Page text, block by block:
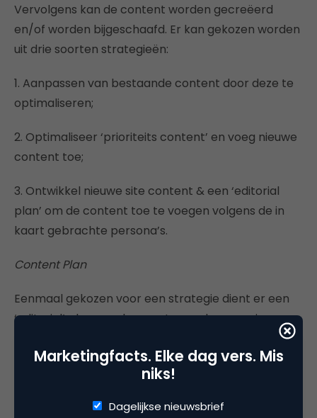
Vervolgens kan de content worden gecreëerd
en/of worden bijgeschaafd. Er kan gekozen worden
uit drie soorten strategieën:
1. Aanpassen van bestaande content door deze te
optimaliseren;
2. Optimaliseer ‘prioriteits content’ en voeg nieuwe
content toe;
3. Ontwikkel nieuwe site content & een ‘editorial
plan’ om de content toe te voegen volgens de in
kaart gebrachte persona’s.
Content Plan
Eenmaal gekozen voor een strategie dient er een
‘editorial’ plan geschreven te worden, waarin een
genereren/aanscherpen van de content. Hierbij is
het belangrijk dat de content die wordt
gegenereerd over alle kanalen consistent is. Geef je
Marketingfacts. Elke dag vers. Mis
niks!
Dagelijkse nieuwsbrief